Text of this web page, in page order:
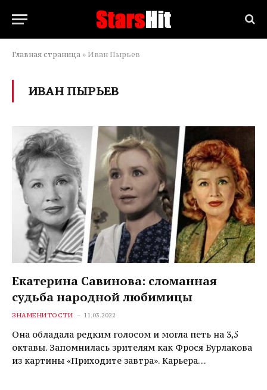
Главная страница » Иван Пырьев
ИВАН ПЫРЬЕВ
Екатерина Савинова: сломанная
судьба народной любимицы
ЗНАМЕНИТОСТИ 11.03.2022
Она обладала редким голосом и могла петь на 3,5
октавы. Запомнилась зрителям как Фрося Бурлакова
из картины «Приходите завтра». Карьера…